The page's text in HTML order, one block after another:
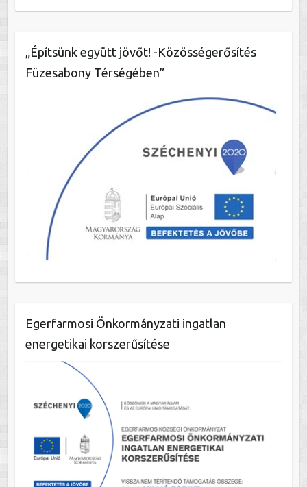
„Építsünk együtt jövőt! -Közösségerősítés
Füzesabony Térségében”
Egerfarmosi Önkormányzati ingatlan
energetikai korszerűsítése